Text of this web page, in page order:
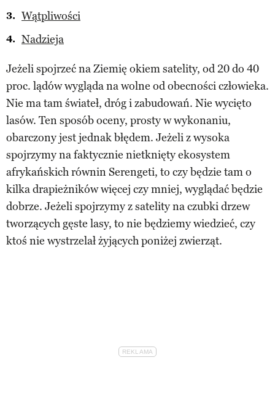
Wątpliwości
Nadzieja
Jeżeli spojrzeć na Ziemię okiem satelity, od 20 do 40
proc. lądów wygląda na wolne od obecności człowieka.
Nie ma tam świateł, dróg i zabudowań. Nie wycięto
lasów. Ten sposób oceny, prosty w wykonaniu,
obarczony jest jednak błędem. Jeżeli z wysoka
spojrzymy na faktycznie nietknięty ekosystem
afrykańskich równin Serengeti, to czy będzie tam o
kilka drapieżników więcej czy mniej, wyglądać będzie
dobrze. Jeżeli spojrzymy z satelity na czubki drzew
tworzących gęste lasy, to nie będziemy wiedzieć, czy
ktoś nie wystrzelał żyjących poniżej zwierząt.